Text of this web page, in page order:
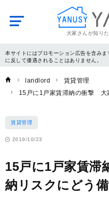
大家さんが知り
YANUSY
本サイトにはプロモーション広告を含み
に反して優遇されることはありません。
landlord
賃貸管理
15戸に1戸家賃滞納の衝撃 大
賃貸管理
2019/10/23
15戸に1戸家賃
納リスクにどう